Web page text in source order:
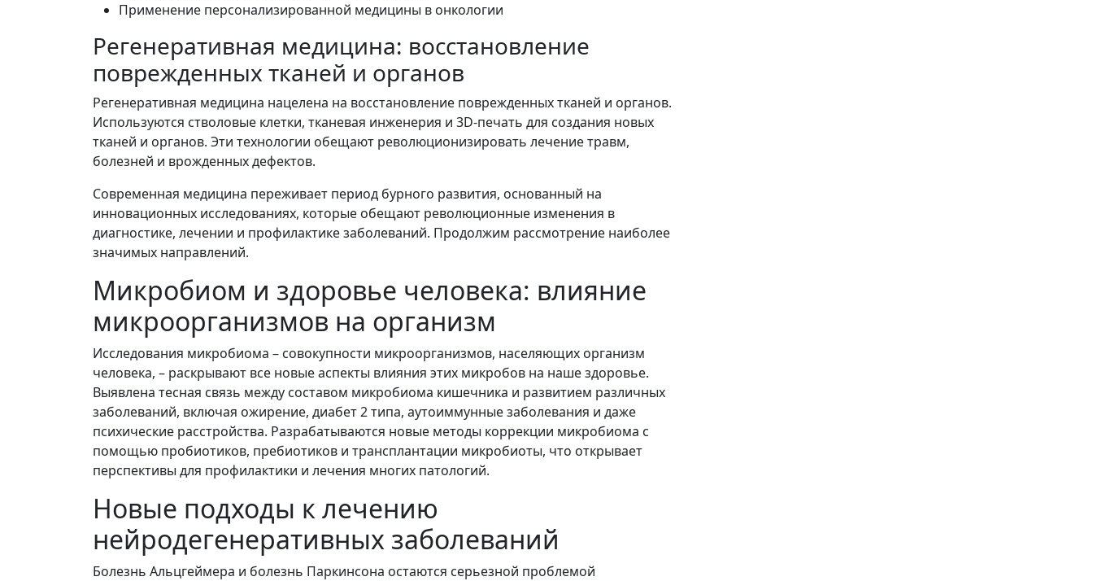
Применение персонализированной медицины в онкологии
Регенеративная медицина: восстановление
поврежденных тканей и органов
Регенеративная медицина нацелена на восстановление поврежденных тканей и органов.
Используются стволовые клетки, тканевая инженерия и 3D-печать для создания новых
тканей и органов. Эти технологии обещают революционизировать лечение травм,
болезней и врожденных дефектов.
Современная медицина переживает период бурного развития, основанный на
инновационных исследованиях, которые обещают революционные изменения в
диагностике, лечении и профилактике заболеваний. Продолжим рассмотрение наиболее
значимых направлений.
Микробиом и здоровье человека: влияние
микроорганизмов на организм
Исследования микробиома – совокупности микроорганизмов, населяющих организм
человека, – раскрывают все новые аспекты влияния этих микробов на наше здоровье.
Выявлена тесная связь между составом микробиома кишечника и развитием различных
заболеваний, включая ожирение, диабет 2 типа, аутоиммунные заболевания и даже
психические расстройства. Разрабатываются новые методы коррекции микробиома с
помощью пробиотиков, пребиотиков и трансплантации микробиоты, что открывает
перспективы для профилактики и лечения многих патологий.
Новые подходы к лечению
нейродегенеративных заболеваний
Болезнь Альцгеймера и болезнь Паркинсона остаются серьезной проблемой